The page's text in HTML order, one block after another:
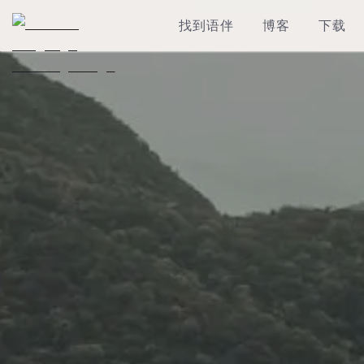
找到语伴 博客 下载